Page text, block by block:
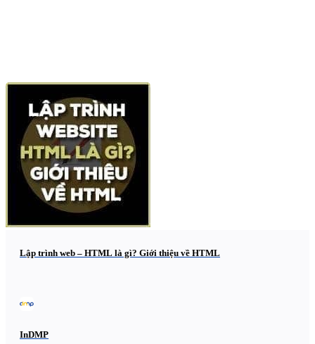
Lập trình web – HTML là gì? Giới thiệu về HTML
InDMP